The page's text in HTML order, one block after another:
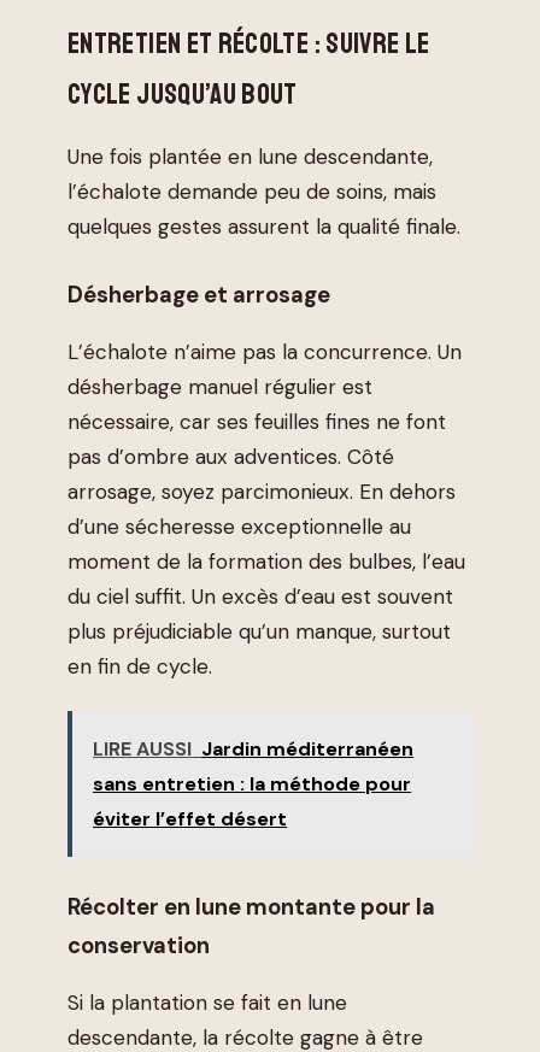
ENTRETIEN ET RÉCOLTE : SUIVRE LE
CYCLE JUSQU’AU BOUT
Une fois plantée en lune descendante,
l’échalote demande peu de soins, mais
quelques gestes assurent la qualité finale.
Désherbage et arrosage
L’échalote n’aime pas la concurrence. Un
désherbage manuel régulier est
nécessaire, car ses feuilles fines ne font
pas d’ombre aux adventices. Côté
arrosage, soyez parcimonieux. En dehors
d’une sécheresse exceptionnelle au
moment de la formation des bulbes, l’eau
du ciel suffit. Un excès d’eau est souvent
plus préjudiciable qu’un manque, surtout
en fin de cycle.
LIRE AUSSI Jardin méditerranéen
sans entretien : la méthode pour
éviter l’effet désert
Récolter en lune montante pour la
conservation
Si la plantation se fait en lune
descendante, la récolte gagne à être